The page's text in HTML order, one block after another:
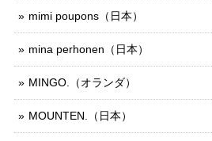
mimi poupons（日本）
mina perhonen（日本）
MINGO.（オランダ）
MOUNTEN.（日本）